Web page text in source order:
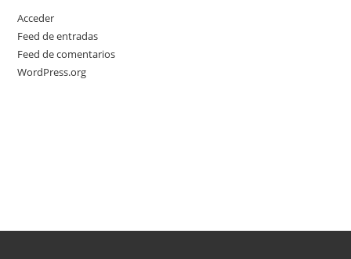
Acceder
Feed de entradas
Feed de comentarios
WordPress.org